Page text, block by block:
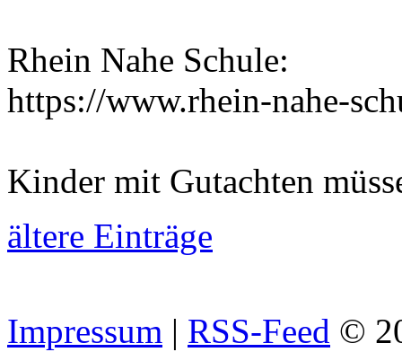
Rhein Nahe Schule:
https://www.rhein-nahe-
Kinder mit Gutachten
ältere Einträge
Impressum | RSS-Feed ©